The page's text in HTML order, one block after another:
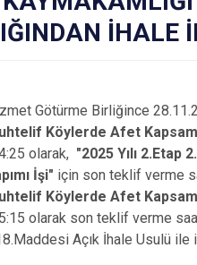
İHALE
Götürme Birliğince
Köylerde Afet
olarak, "2025 Yılı
İşi" için son teklif verme
Köylerde Afet
olarak son teklif verme
Açık İhale Usulü ile